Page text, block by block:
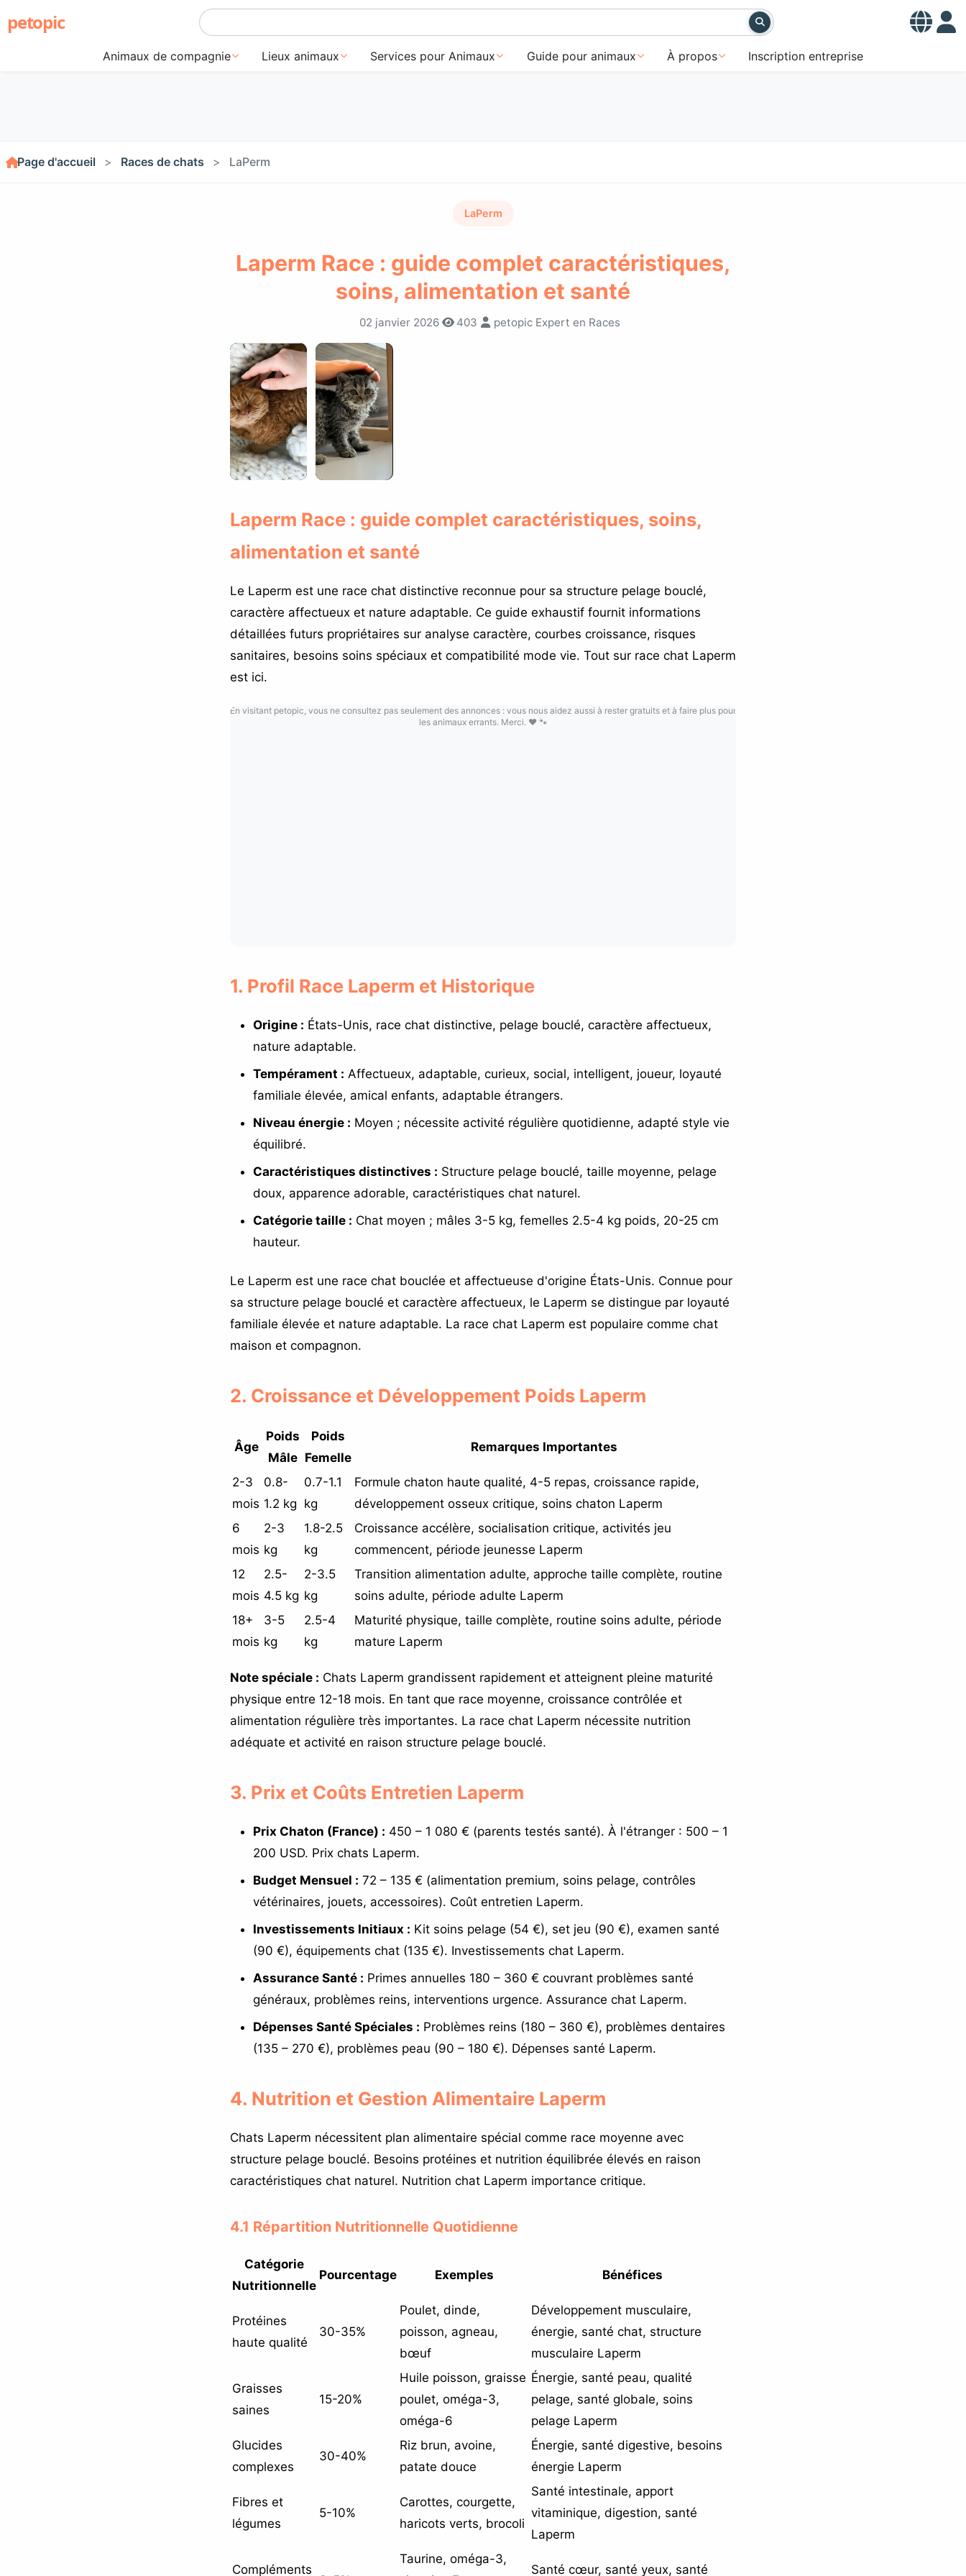
petopic
Animaux de compagnie Lieux animaux Services pour Animaux Guide pour animaux À propos Inscription entreprise
Page d'accueil Races de chats LaPerm
LaPerm
Laperm Race : guide complet caractéristiques,
soins, alimentation et santé
02 janvier 2026 403 petopic Expert en Races
Laperm Race : guide complet caractéristiques, soins,
alimentation et santé
Le Laperm est une race chat distinctive reconnue pour sa structure pelage bouclé,
caractère affectueux et nature adaptable. Ce guide exhaustif fournit informations
détaillées futurs propriétaires sur analyse caractère, courbes croissance, risques
sanitaires, besoins soins spéciaux et compatibilité mode vie. Tout sur race chat Laperm
est ici.
En visitant petopic, vous ne consultez pas seulement des annonces : vous nous aidez aussi à rester gratuits et à faire plus pour
les animaux errants. Merci. ❤️ 🐾
1. Profil Race Laperm et Historique
Origine : États-Unis, race chat distinctive, pelage bouclé, caractère affectueux,
nature adaptable.
Tempérament : Affectueux, adaptable, curieux, social, intelligent, joueur, loyauté
familiale élevée, amical enfants, adaptable étrangers.
Niveau énergie : Moyen ; nécessite activité régulière quotidienne, adapté style vie
équilibré.
Caractéristiques distinctives : Structure pelage bouclé, taille moyenne, pelage
doux, apparence adorable, caractéristiques chat naturel.
Catégorie taille : Chat moyen ; mâles 3-5 kg, femelles 2.5-4 kg poids, 20-25 cm
hauteur.
Le Laperm est une race chat bouclée et affectueuse d'origine États-Unis. Connue pour
sa structure pelage bouclé et caractère affectueux, le Laperm se distingue par loyauté
familiale élevée et nature adaptable. La race chat Laperm est populaire comme chat
maison et compagnon.
2. Croissance et Développement Poids Laperm
Âge
Poids
Mâle
Poids
Femelle
Remarques Importantes
2-3
mois
0.8-
1.2 kg
0.7-1.1
kg
Formule chaton haute qualité, 4-5 repas, croissance rapide,
développement osseux critique, soins chaton Laperm
6
mois
2-3
kg
1.8-2.5
kg
Croissance accélère, socialisation critique, activités jeu
commencent, période jeunesse Laperm
12
mois
2.5-
4.5 kg
2-3.5
kg
Transition alimentation adulte, approche taille complète, routine
soins adulte, période adulte Laperm
18+
mois
3-5
kg
2.5-4
kg
Maturité physique, taille complète, routine soins adulte, période
mature Laperm
Note spéciale : Chats Laperm grandissent rapidement et atteignent pleine maturité
physique entre 12-18 mois. En tant que race moyenne, croissance contrôlée et
alimentation régulière très importantes. La race chat Laperm nécessite nutrition
adéquate et activité en raison structure pelage bouclé.
3. Prix et Coûts Entretien Laperm
Prix Chaton (France) : 450 – 1 080 € (parents testés santé). À l'étranger : 500 – 1
200 USD. Prix chats Laperm.
Budget Mensuel : 72 – 135 € (alimentation premium, soins pelage, contrôles
vétérinaires, jouets, accessoires). Coût entretien Laperm.
Investissements Initiaux : Kit soins pelage (54 €), set jeu (90 €), examen santé
(90 €), équipements chat (135 €). Investissements chat Laperm.
Assurance Santé : Primes annuelles 180 – 360 € couvrant problèmes santé
généraux, problèmes reins, interventions urgence. Assurance chat Laperm.
Dépenses Santé Spéciales : Problèmes reins (180 – 360 €), problèmes dentaires
(135 – 270 €), problèmes peau (90 – 180 €). Dépenses santé Laperm.
4. Nutrition et Gestion Alimentaire Laperm
Chats Laperm nécessitent plan alimentaire spécial comme race moyenne avec
structure pelage bouclé. Besoins protéines et nutrition équilibrée élevés en raison
caractéristiques chat naturel. Nutrition chat Laperm importance critique.
4.1 Répartition Nutritionnelle Quotidienne
Catégorie
Nutritionnelle
Pourcentage Exemples Bénéfices
Protéines
haute qualité
30-35%
Poulet, dinde,
poisson, agneau,
bœuf
Développement musculaire,
énergie, santé chat, structure
musculaire Laperm
Graisses
saines
15-20%
Huile poisson, graisse
poulet, oméga-3,
oméga-6
Énergie, santé peau, qualité
pelage, santé globale, soins
pelage Laperm
Glucides
complexes
30-40%
Riz brun, avoine,
patate douce
Énergie, santé digestive, besoins
énergie Laperm
Fibres et
légumes
5-10%
Carottes, courgette,
haricots verts, brocoli
Santé intestinale, apport
vitaminique, digestion, santé
Laperm
Compléments
Taurine, oméga-3,
Santé cœur, santé yeux, santé